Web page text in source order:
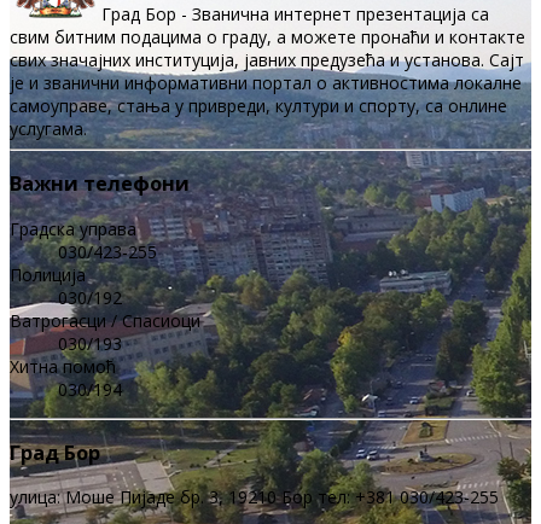
Град Бор - Званична интернет презентација са
свим битним подацима о граду, а можете пронаћи и контакте
свих значајних институција, јавних предузећа и установа. Сајт
је и званични информативни портал о активностима локалне
самоуправе, стања у привреди, култури и спорту, са онлине
услугама.
Важни телефони
Градска управа
030/423-255
Полиција
030/192
Ватрогасци / Спасиоци
030/193
Хитна помоћ
030/194
Град Бор
улица: Моше Пијаде бр. 3, 19210 Бор тел: +381 030/423-255